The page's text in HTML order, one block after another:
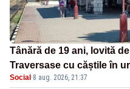
Tânără de 19 ani, lovită
Traversase cu căștile în
nepermis
Social ·8 aug. 2026, 21:37